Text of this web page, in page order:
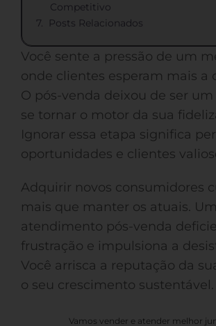
Competitivo
Posts Relacionados
Você sente a pressão de um
onde clientes esperam mais a
O pós-venda deixou de ser um
se tornar o motor da sua
Ignorar essa etapa significa
oportunidades e clientes
Adquirir novos consumidores
mais que manter os atuais. Um
atendimento pós-venda
frustração e impulsiona a
Você arrisca a reputação da
o seu crescimento sustentável.
Vamos vender e atender melhor